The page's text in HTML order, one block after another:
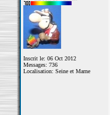
Inscrit le: 06 Oct 2012
Messages: 736
Localisation: Seine et Marne